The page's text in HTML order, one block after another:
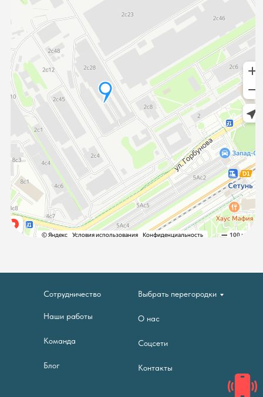
Сотрудничество
Команда Соцсети
Наши работы О нас
Выбрать перегородки
Контакты
Блог